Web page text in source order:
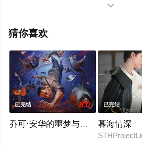
彩演绎的泰国电视剧，手机免费观看
剧、电视猫或剧情网等平台了解。

猜你喜欢
已完结 8.0
乔可·安华的噩梦与白日梦
已完结
暮海情深